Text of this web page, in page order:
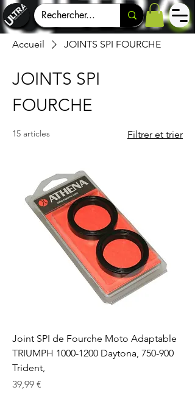
Accueil JOINTS SPI FOURCHE
JOINTS SPI
FOURCHE
15 articles Filtrer et trier
Joint SPI de Fourche Moto Adaptable
TRIUMPH 1000-1200 Daytona, 750-900
Trident,
Prix
39,99 €